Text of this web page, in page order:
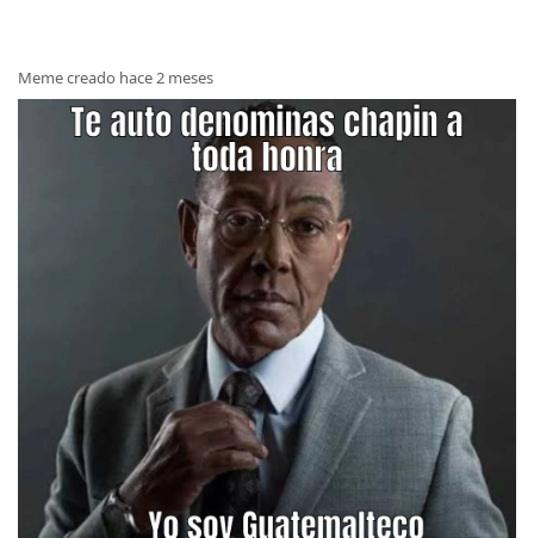
Meme creado hace 2 meses